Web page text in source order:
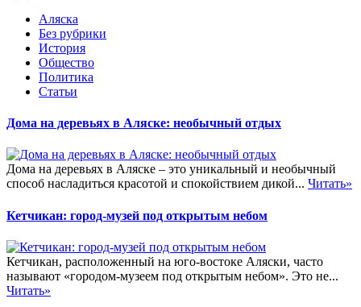
Аляска
Без рубрики
История
Общество
Политика
Статьи
Дома на деревьях в Аляске: необычный отдых
Дома на деревьях в Аляске – это уникальный и необычный
способ насладиться красотой и спокойствием дикой... Читать»
Кетчикан: город-музей под открытым небом
Кетчикан, расположенный на юго-востоке Аляски, часто
называют «городом-музеем под открытым небом». Это не...
Читать»